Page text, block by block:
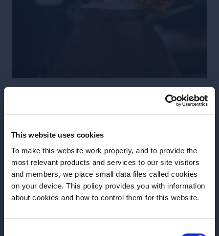
This website uses cookies
To make this website work properly, and to provide the
most relevant products and services to our site visitors
and members, we place small data files called cookies
on your device. This policy provides you with information
about cookies and how to control them for this website.
Antes de comenzar, ¿necesitamos saber su
Más recetas